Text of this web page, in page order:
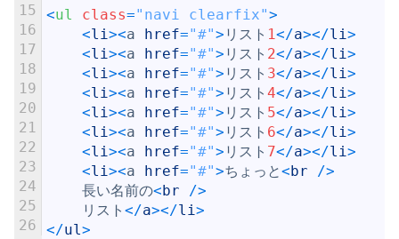
15
16
17
18
19
20
21
22
23
24
25
26
<ul class="navi clearfix">
<li><a href="#"> リスト 1</a></li>
<li><a href="#"> リスト 2</a></li>
<li><a href="#"> リスト 3</a></li>
<li><a href="#"> リスト 4</a></li>
<li><a href="#"> リスト 5</a></li>
<li><a href="#"> リスト 6</a></li>
<li><a href="#"> リスト 7</a></li>
<li><a href="#">ちょっと<br />
長い名前の<br />
リスト </a></li>
</ul>